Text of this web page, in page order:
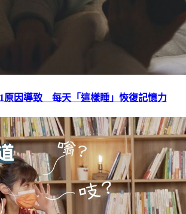
原因導致 每天「這樣睡」恢復記憶力